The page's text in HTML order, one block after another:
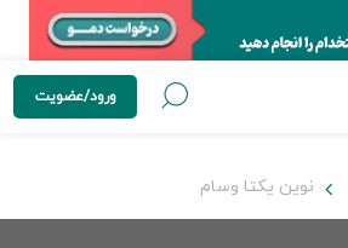
ورود/عضویت
نوین یکتا وسام